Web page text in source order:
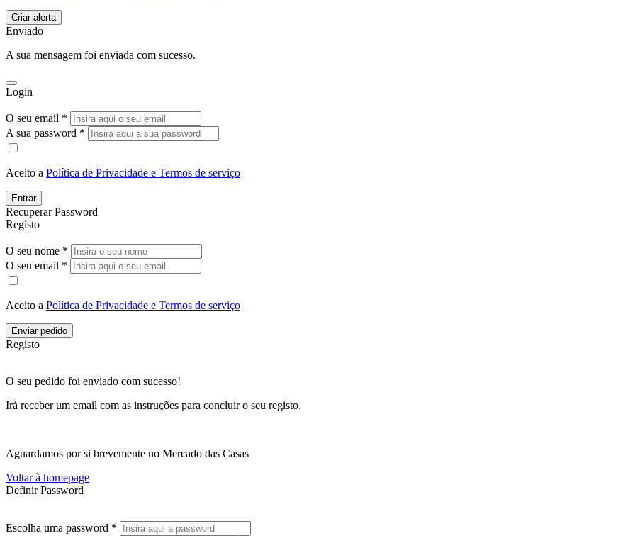
Enviado
A sua mensagem foi enviada com sucesso.
Login
O seu email *
A sua password *
Aceito a Política de Privacidade e Termos de serviço
Entrar
Recuperar Password
Registo
O seu nome *
O seu email *
Aceito a Política de Privacidade e Termos de serviço
Enviar pedido
Registo
O seu pedido foi enviado com sucesso!
Irá receber um email com as instruções para concluir o seu registo.
Aguardamos por si brevemente no Mercado das Casas
Voltar à homepage
Definir Password
Escolha uma password *